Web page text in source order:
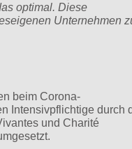
optimal. Diese
Unternehmen
beim Corona-
Intensivpflichtige durch
und Charité